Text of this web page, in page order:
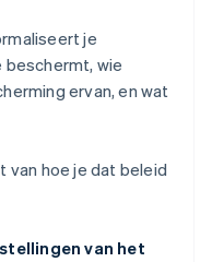
je
wie
ervan, en wat
van hoe je dat beleid
van het